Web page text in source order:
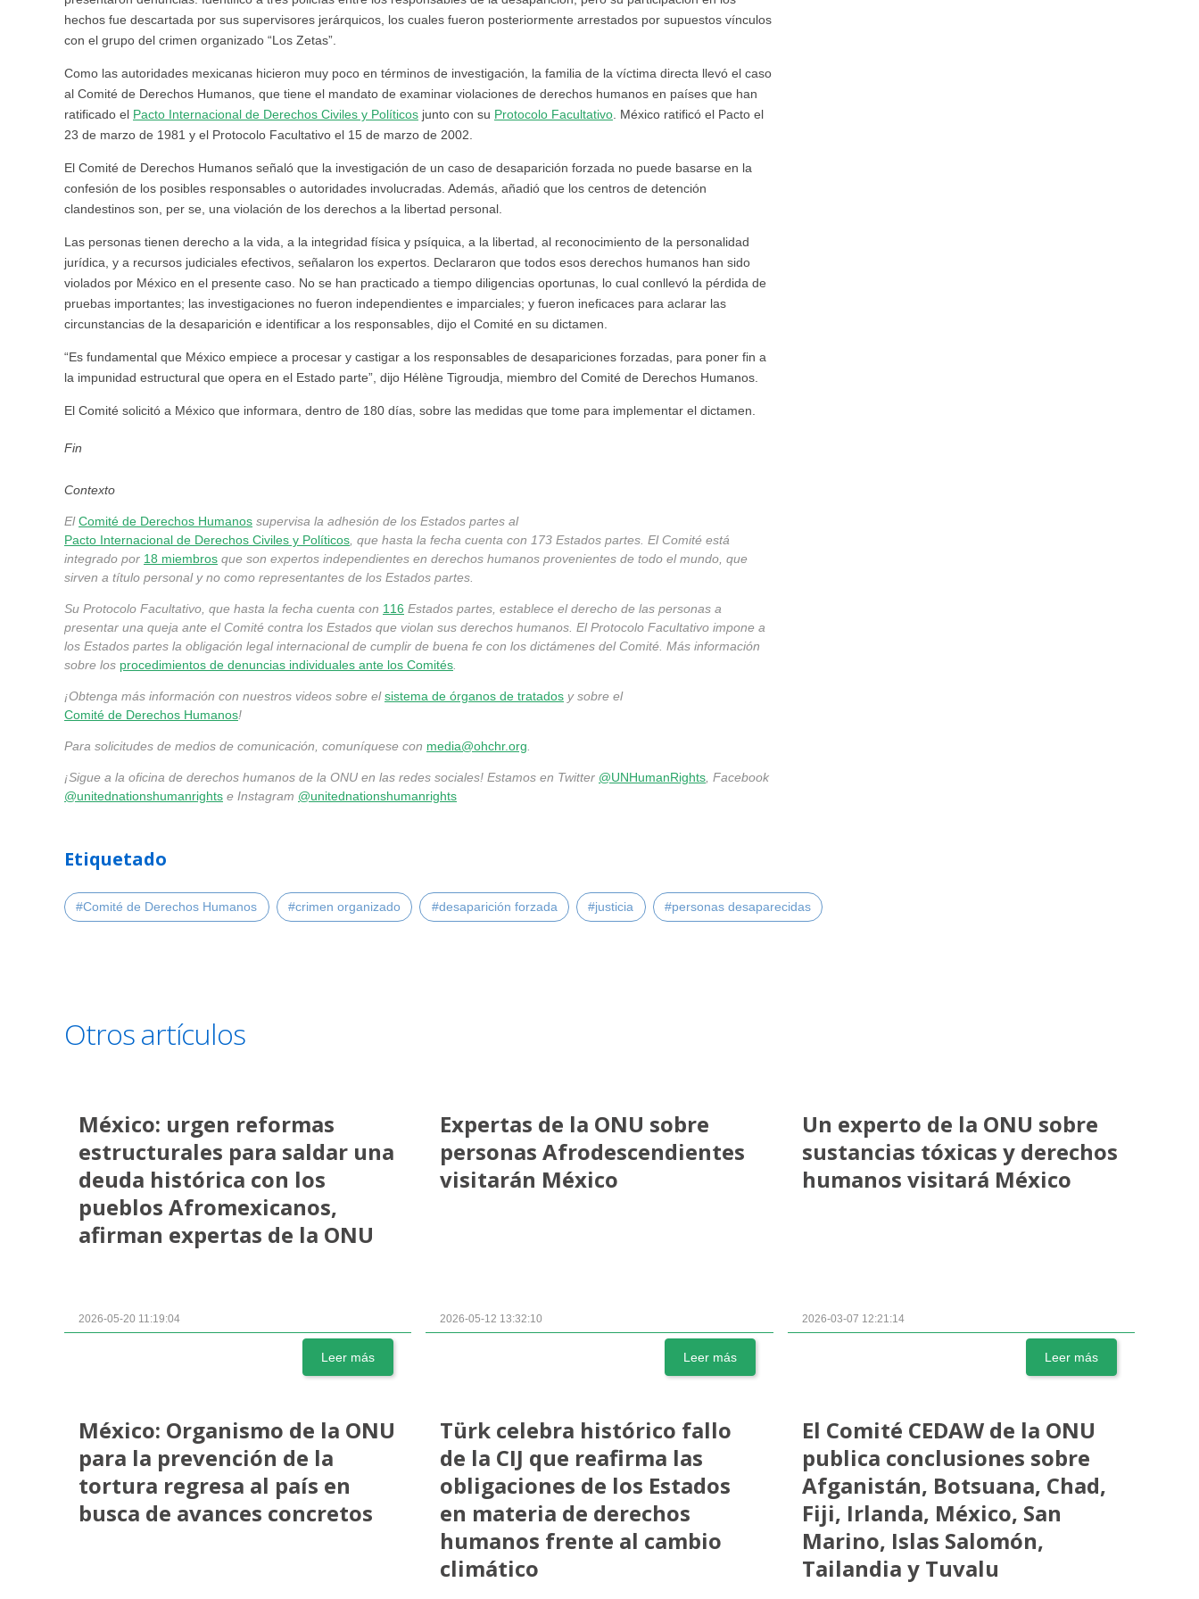
hechos fue descartada por sus supervisores jerárquicos, los cuales fueron posteriormente arrestados por supuestos vínculos
con el grupo del crimen organizado “Los Zetas”.
Como las autoridades mexicanas hicieron muy poco en términos de investigación, la familia de la víctima directa llevó el caso
al Comité de Derechos Humanos, que tiene el mandato de examinar violaciones de derechos humanos en países que han
ratificado el Pacto Internacional de Derechos Civiles y Políticos junto con su Protocolo Facultativo . México ratificó el Pacto el
23 de marzo de 1981 y el Protocolo Facultativo el 15 de marzo de 2002.
El Comité de Derechos Humanos señaló que la investigación de un caso de desaparición forzada no puede basarse en la
confesión de los posibles responsables o autoridades involucradas. Además, añadió que los centros de detención
clandestinos son, per se, una violación de los derechos a la libertad personal.
Las personas tienen derecho a la vida, a la integridad física y psíquica, a la libertad, al reconocimiento de la personalidad
jurídica, y a recursos judiciales efectivos, señalaron los expertos. Declararon que todos esos derechos humanos han sido
violados por México en el presente caso. No se han practicado a tiempo diligencias oportunas, lo cual conllevó la pérdida de
pruebas importantes; las investigaciones no fueron independientes e imparciales; y fueron ineficaces para aclarar las
circunstancias de la desaparición e identificar a los responsables, dijo el Comité en su dictamen.
“Es fundamental que México empiece a procesar y castigar a los responsables de desapariciones forzadas, para poner fin a
la impunidad estructural que opera en el Estado parte”, dijo Hélène Tigroudja, miembro del Comité de Derechos Humanos.
El Comité solicitó a México que informara, dentro de 180 días, sobre las medidas que tome para implementar el dictamen.
Fin
Contexto
ElComité de Derechos Humanos supervisa la adhesión de los Estados partes al
Pacto Internacional de Derechos Civiles y Políticos , que hasta la fecha cuenta con 173 Estados partes. El Comité está
integrado por 18 miembros que son expertos independientes en derechos humanos provenientes de todo el mundo, que
sirven a título personal y no como representantes de los Estados partes.
Su Protocolo Facultativo, que hasta la fecha cuenta con 116 Estados partes, establece el derecho de las personas a
presentar una queja ante el Comité contra los Estados que violan sus derechos humanos. El Protocolo Facultativo impone a
los Estados partes la obligación legal internacional de cumplir de buena fe con los dictámenes del Comité. Más información
sobre los procedimientos de denuncias individuales ante los Comités
¡Obtenga más información con nuestros videos sobre elsistema de órganos de tratados y sobre el
Comité de Derechos Humanos!
Para solicitudes de medios de comunicación, comuníquese con media@ohchr.org
¡Sigue a la oficina de derechos humanos de la ONU en las redes sociales! Estamos en Twitter @UNHumanRights , Facebook
@unitednationshumanrights e Instagram @unitednationshumanrights
Etiquetado
#Comité de Derechos Humanos #crimen organizado #desaparición forzada #justicia #personas desaparecidas
Otros artículos
México: urgen reformas
estructurales para saldar una
deuda histórica con los
pueblos Afromexicanos,
afirman expertas de la ONU
2026-05-20 11:19:04
Leer más
Expertas de la ONU sobre
personas Afrodescendientes
visitarán México
2026-05-12 13:32:10
Leer más
Un experto de la ONU sobre
sustancias tóxicas y derechos
humanos visitará México
2026-03-07 12:21:14
Leer más
México: Organismo de la ONU
para la prevención de la
tortura regresa al país en
busca de avances concretos
Türk celebra histórico fallo
de la CIJ que reafirma las
obligaciones de los Estados
en materia de derechos
humanos frente al cambio
climático
El Comité CEDAW de la ONU
publica conclusiones sobre
Afganistán, Botsuana, Chad,
Fiji, Irlanda, México, San
Marino, Islas Salomón,
Tailandia y Tuvalu